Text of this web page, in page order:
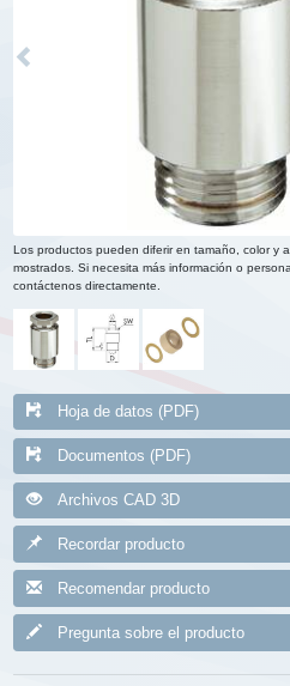
Previous
Los productos pueden diferir en tamaño, color y
mostrados. Si necesita más información o
contáctenos directamente.
Hoja de datos (PDF)
Documentos (PDF)
Archivos CAD 3D
Recordar producto
Recomendar producto
Pregunta sobre el producto